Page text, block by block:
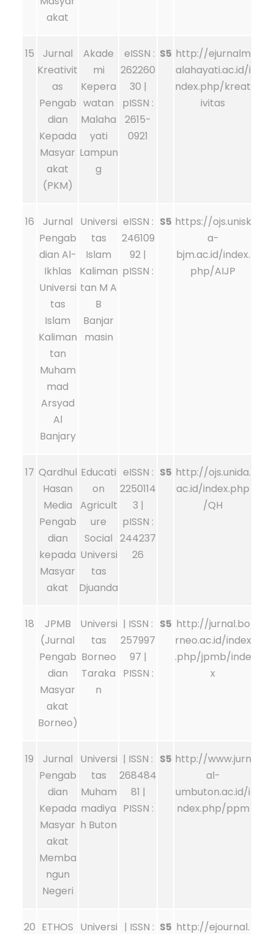
akat
15
Jurnal
Kreativit
as
Pengab
dian
Kepada
Masyar
akat
(PKM)
Akade
mi
Kepera
watan
Malaha
yati
Lampun
g
eISSN :
262260
30 |
pISSN :
2615-
0921
S5 http://ejurnalm
alahayati.ac.id/i
ndex.php/kreat
ivitas
16
Jurnal
Pengab
dian Al-
Ikhlas
Universi
tas
Islam
Kaliman
tan
Muham
mad
Arsyad
Al
Banjary
Universi
tas
Islam
Kaliman
tan M A
B
Banjar
masin
eISSN :
246109
92 |
pISSN :
S5 https://ojs.unisk
a-
bjm.ac.id/index.
php/AIJP
17 Qardhul
Hasan
Media
Pengab
dian
kepada
Masyar
akat
Educati
on
Agricult
ure
Social
Universi
tas
Djuanda
eISSN :
2250114
3 |
pISSN :
244237
26
S5 http://ojs.unida.
ac.id/index.php
/QH
18
JPMB
(Jurnal
Pengab
dian
Masyar
akat
Borneo)
Universi
tas
Borneo
Taraka
n
| ISSN :
257997
97 |
PISSN :
S5 http://jurnal.bo
rneo.ac.id/index
.php/jpmb/inde
x
19
Jurnal
Pengab
dian
Kepada
Masyar
akat
Memba
ngun
Negeri
Universi
tas
Muham
madiya
h Buton
| ISSN :
268484
81 |
PISSN :
S5 http://www.jurn
al-
umbuton.ac.id/i
ndex.php/ppm
20 ETHOS Universi | ISSN : S5 http://ejournal.